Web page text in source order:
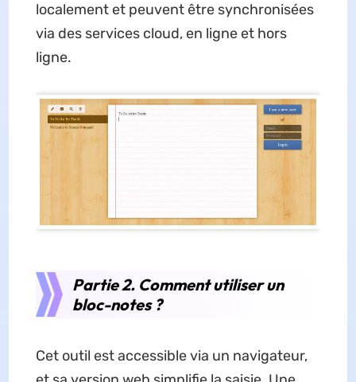
localement et peuvent être synchronisées
via des services cloud, en ligne et hors
ligne.
Partie 2. Comment utiliser un
bloc-notes ?
Cet outil est accessible via un navigateur,